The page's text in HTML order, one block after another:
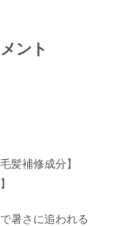
ント
髪補修成分】
暑さに追われる